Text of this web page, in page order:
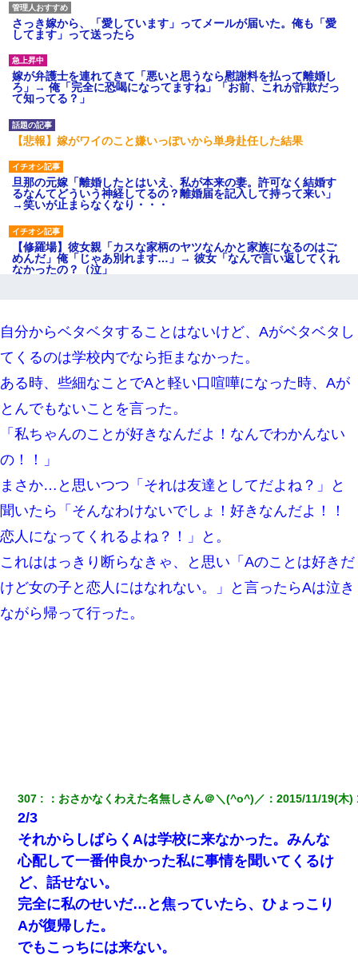
さっき嫁から、「愛しています」ってメールが届いた。俺も「愛
してます」って送ったら
嫁が弁護士を連れてきて「悪いと思うなら慰謝料を払って離婚し
ろ」→ 俺「完全に恐喝になってますね」「お前、これが詐欺だっ
て知ってる？」
【悲報】嫁がワイのこと嫌いっぽいから単身赴任した結果
旦那の元嫁「離婚したとはいえ、私が本来の妻。許可なく結婚す
るなんてどういう神経してるの？離婚届を記入して持って来い」
→笑いが止まらなくなり・・・
【修羅場】彼女親「カスな家柄のヤツなんかと家族になるのはご
めんだ」俺「じゃあ別れます…」→ 彼女「なんで言い返してくれ
なかったの？（泣」
見てから実家を出た。それから15年、妹が弟の子を妊娠したらし
くもう堕胎できない月なんだと母から連絡がきた…｜生活｜ワロ
9月に付き合い始めたけどこの、この人と結婚はないわと判断して
婚活パーティーでよく会う美女がいた。こんな完璧な容姿を持っ
てしても結婚て難しいんだなぁ…と思ってた
【衝撃】ある工場に配属すると、女の人がみんな退職してしま
う。会社「仕事がハードだし田舎で娯楽も少ないからキツイの
か…」→ 実際は違った
デパートの外商『私さんだと名乗る女が、ツケで宝石を買おうと
していて…』私「！？」→ 翌日。ママ友たちの様子が微妙におか
しくなり・・・
父親がくも膜下出血で突然ﾀﾋ。→母の貯金が0なことが判明。→母
隣の部屋の住民の母親、オートロックを突破してマンションに入
り込んできたみたいで、ずっとドアの前で喚いてて滅茶苦茶うる
さかった。
友人とふたりで山口に旅行した時の事。レンタカーを借りて山の
中の道を走っていたら、突然ガガッ！って音がして…
嫁の妹（26歳）がずっとウチに泊まりに来た結果→俺がヤバイｗ
ｗｗｗｗｗｗｗ
自分からベタベタすることはないけど、Aがベタベタし
てくるのは学校内でなら拒まなかった。
ある時、些細なことでAと軽い口喧嘩になった時、Aが
とんでもないことを言った。
「私ちゃんのことが好きなんだよ！なんでわかんない
の！！」
まさか…と思いつつ「それは友達としてだよね？」と
聞いたら「そんなわけないでしょ！好きなんだよ！！
恋人になってくれるよね？！」と。
これははっきり断らなきゃ、と思い「Aのことは好きだ
けど女の子と恋人にはなれない。」と言ったらAは泣き
ながら帰って行った。
307 ： おさかなくわえた名無しさん＠＼(^o^)／ ：2015/11/19(木)
2/3
それからしばらくAは学校に来なかった。みんな
心配して一番仲良かった私に事情を聞いてくるけ
ど、話せない。
完全に私のせいだ…と焦っていたら、ひょっこり
Aが復帰した。
でもこっちには来ない。